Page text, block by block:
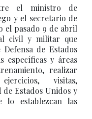
el ministro de
y el secretario de
el pasado 9 de abril
civil y militar que
de Estados
específicas y áreas
realizar
visitas,
Estados Unidos y
lo establezcan las